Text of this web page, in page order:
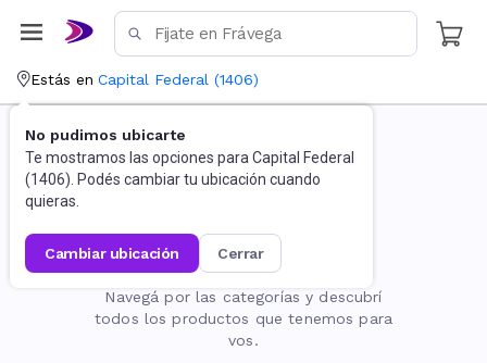
Estás en Capital Federal (1406)
No pudimos ubicarte
Te mostramos las opciones para Capital Federal
(1406). Podés cambiar tu ubicación cuando
quieras.
cambiar ubicación cerrar
La página no existe
Navegá por las categorías y descubrí
todos los productos que tenemos para
vos.